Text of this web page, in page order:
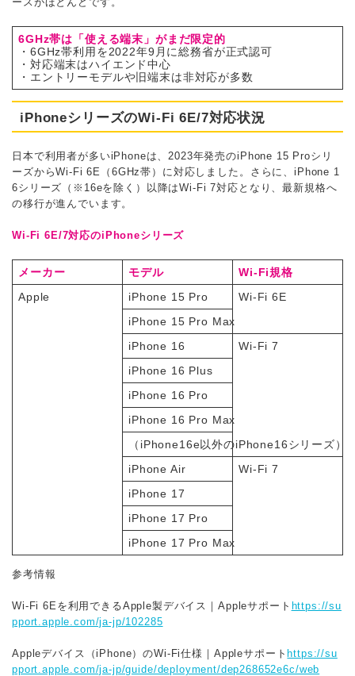
6GHz帯は「使える端末」がまだ限定的
・6GHz帯利用を2022年9月に総務省が正式認可
・対応端末はハイエンド中心
・エントリーモデルや旧端末は非対応が多数
iPhoneシリーズのWi-Fi 6E/7対応状況
日本で利用者が多いiPhoneは、2023年発売のiPhone 15 Proシリ
ーズからWi-Fi 6E（6GHz帯）に対応しました。さらに、iPhone 1
6シリーズ（※16eを除く）以降はWi-Fi 7対応となり、最新規格へ
の移行が進んでいます。
Wi-Fi 6E/7対応のiPhoneシリーズ
メーカー モデル Wi-Fi規格
Apple
iPhone 15 Pro
Wi-Fi 6E
iPhone 15 Pro Max
iPhone 16
Wi-Fi 7
iPhone 16 Plus
iPhone 16 Pro
iPhone 16 Pro Max
（iPhone16e以外のiPhone16シリーズ）
iPhone Air
Wi-Fi 7
iPhone 17
iPhone 17 Pro
iPhone 17 Pro Max
参考情報
Wi-Fi 6Eを利用できるApple製デバイス｜Appleサポート https://su
pport.apple.com/ja-jp/102285
Appleデバイス（iPhone）のWi-Fi仕様｜Appleサポート https://su
pport.apple.com/ja-jp/guide/deployment/dep268652e6c/web